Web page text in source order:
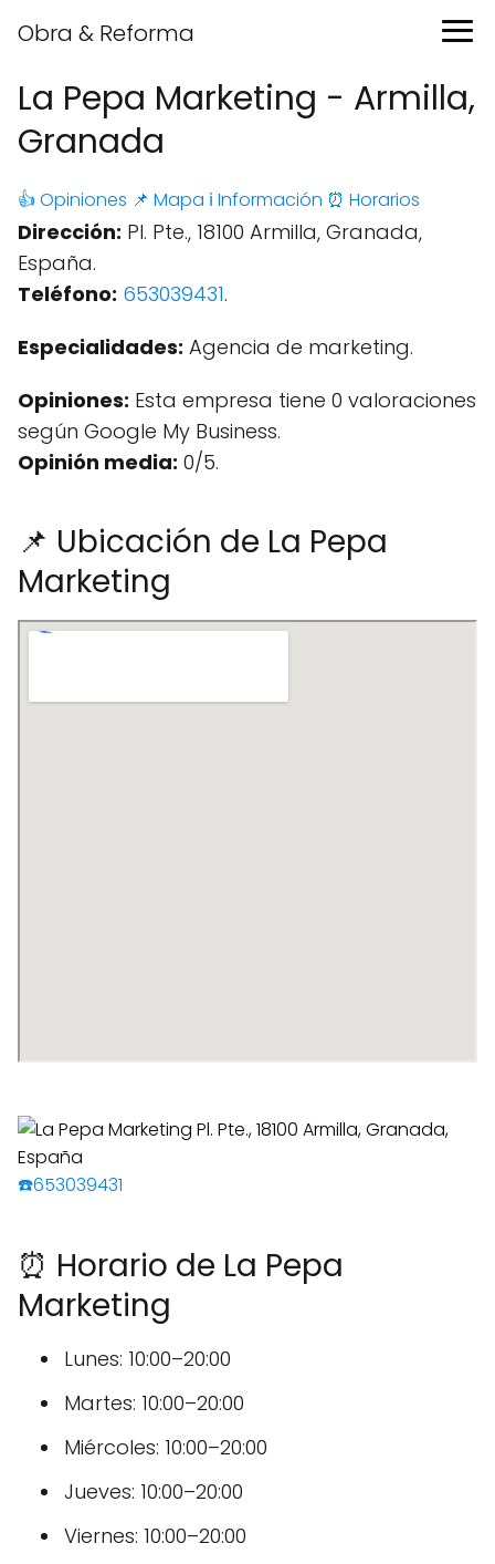
Obra & Reforma
La Pepa Marketing - Armilla,
Granada
👍 Opiniones 📌 Mapa ℹ️ Información ⏰ Horarios
Dirección: Pl. Pte., 18100 Armilla, Granada,
España.
Teléfono: 653039431.
Especialidades: Agencia de marketing.
Opiniones: Esta empresa tiene 0 valoraciones
según Google My Business.
Opinión media: 0/5.
📌 Ubicación de La Pepa
Marketing
☎️653039431
⏰ Horario de La Pepa
Marketing
Lunes: 10:00–20:00
Martes: 10:00–20:00
Miércoles: 10:00–20:00
Jueves: 10:00–20:00
Viernes: 10:00–20:00